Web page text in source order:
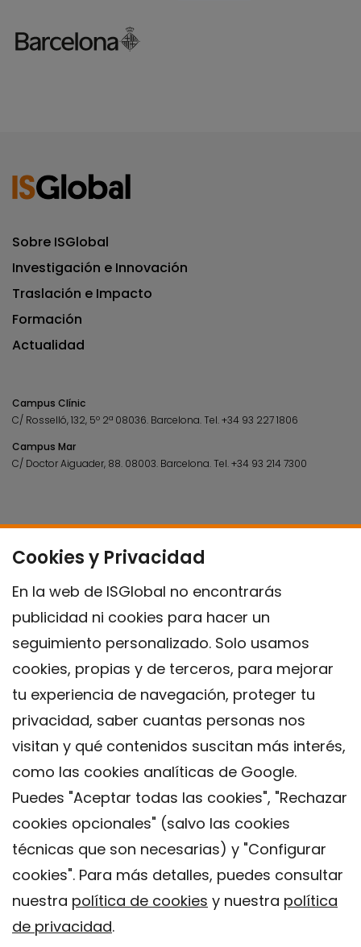
Cookies y Privacidad
En la web de ISGlobal no encontrarás
publicidad ni cookies para hacer un
seguimiento personalizado. Solo usamos
cookies, propias y de terceros, para mejorar
tu experiencia de navegación, proteger tu
privacidad, saber cuantas personas nos
visitan y qué contenidos suscitan más interés,
como las cookies analíticas de Google.
Puedes "Aceptar todas las cookies", "Rechazar
cookies opcionales" (salvo las cookies
técnicas que son necesarias) y "Configurar
cookies". Para más detalles, puedes consultar
nuestra política de cookies y nuestra política
de privacidad.
Sobre ISGlobal
Investigación e Innovación
Traslación e Impacto
Formación
Actualidad
Campus Clínic
C/ Rosselló, 132, 5º 2ª 08036. Barcelona.Tel.+34 93 227 1806
Campus Mar
C/ Doctor Aiguader, 88. 08003. Barcelona.Tel.+34 93 214 7300
Contacto
Política de privacidad
Política de Cookies